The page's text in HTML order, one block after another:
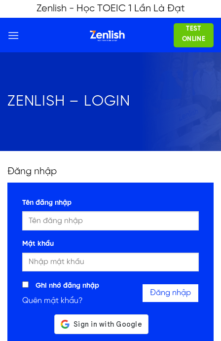
to
content
Zenlish - Học TOEIC 1 Lần Là Đạt
TEST
ONLINE
ZENLISH – LOGIN
Đăng nhập
Tên đăng nhập
Mật khẩu
Ghi nhớ đăng nhập
Quên mật khẩu?
Đăng nhập